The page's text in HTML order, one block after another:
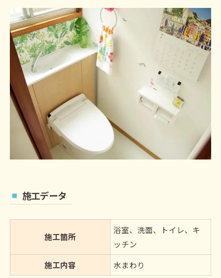
施工データ
施工箇所
浴室、洗面、トイレ、キ
ッチン
施工内容
水まわり